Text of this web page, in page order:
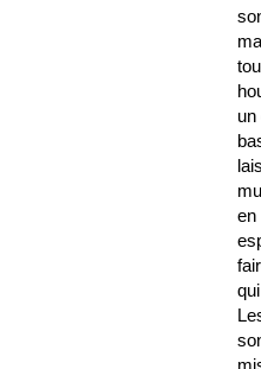
un
en